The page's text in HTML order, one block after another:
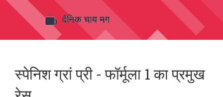
स्पेनिश ग्रां प्री - फॉर्मूला 1 का प्रमुख